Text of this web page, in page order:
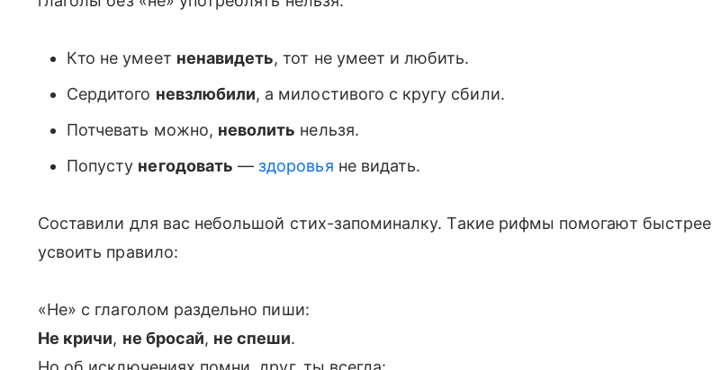
Кто не умеет ненавидеть, тот не умеет и любить.
Сердитого невзлюбили, а милостивого с кругу сбили.
Потчевать можно, неволить нельзя.
Попусту негодовать — здоровья не видать.
Составили для вас небольшой стих-запоминалку. Такие рифмы помогают быстрее
усвоить правило:
«Не» с глаголом раздельно пиши:
Не кричи, не бросай, не спеши.